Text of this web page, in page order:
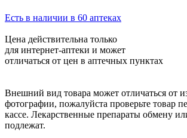
Есть в наличии в 60 аптеках
Цена действительна только
для интернет-аптеки и может
отличаться от цен в аптечных пунктах
Внешний вид товара может отличаться от
фотографии, пожалуйста проверьте товар
кассе. Лекарственные препараты обмену
подлежат.